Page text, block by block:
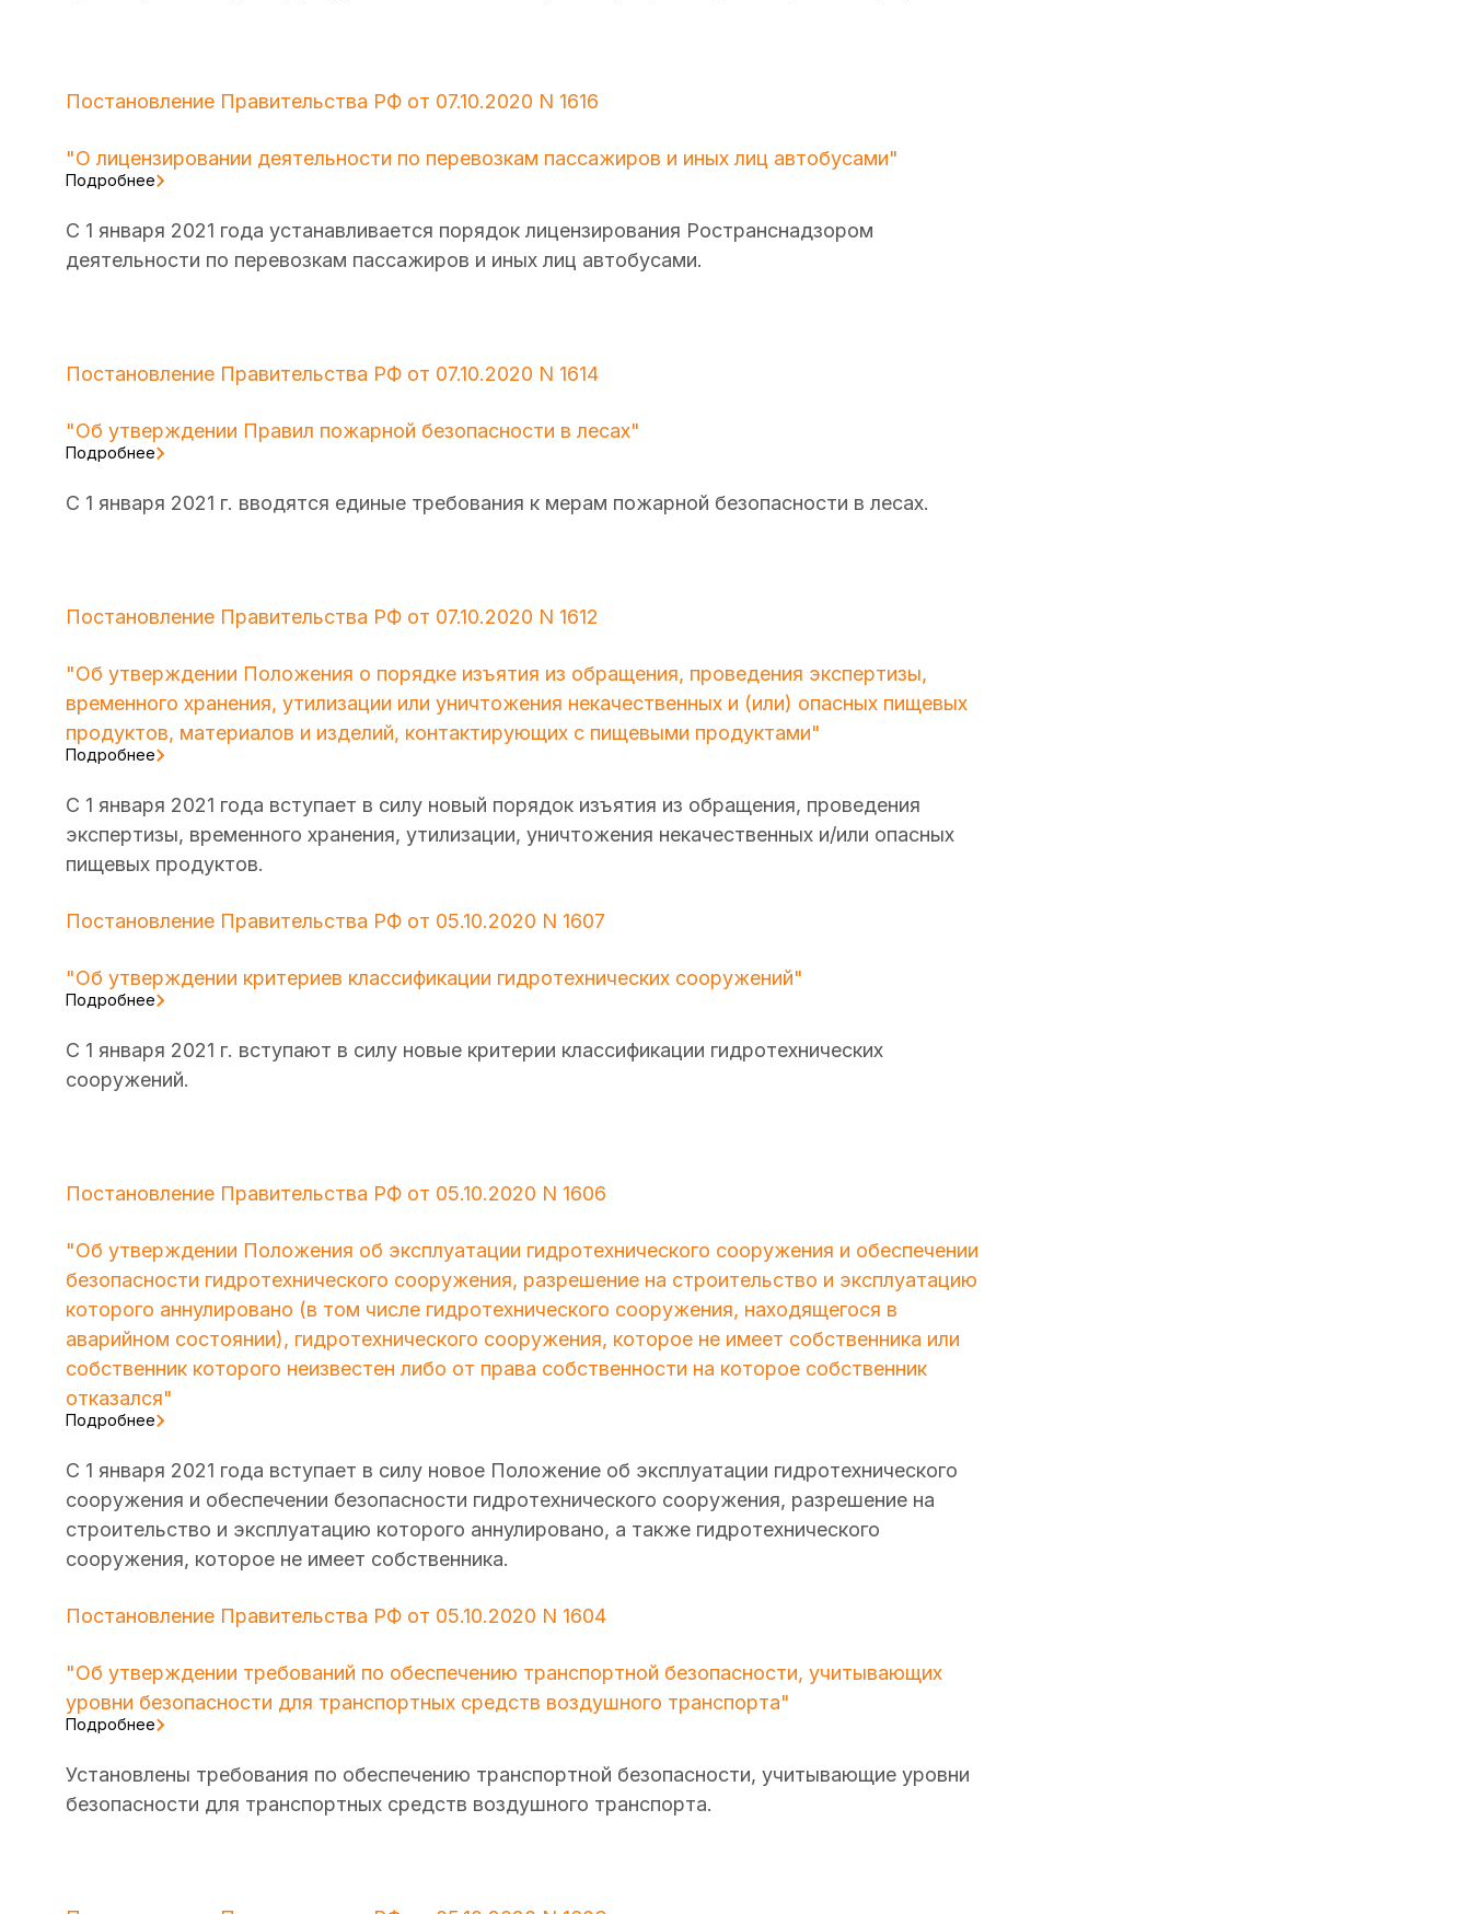
Постановление Правительства РФ от 07.10.2020 N 1616
"О лицензировании деятельности по перевозкам пассажиров и иных лиц автобусами"
Подробнее
С 1 января 2021 года устанавливается порядок лицензирования Ространснадзором
деятельности по перевозкам пассажиров и иных лиц автобусами.
Постановление Правительства РФ от 07.10.2020 N 1614
"Об утверждении Правил пожарной безопасности в лесах"
Подробнее
С 1 января 2021 г. вводятся единые требования к мерам пожарной безопасности в лесах.
Постановление Правительства РФ от 07.10.2020 N 1612
"Об утверждении Положения о порядке изъятия из обращения, проведения экспертизы,
временного хранения, утилизации или уничтожения некачественных и (или) опасных пищевых
продуктов, материалов и изделий, контактирующих с пищевыми продуктами"
Подробнее
С 1 января 2021 года вступает в силу новый порядок изъятия из обращения, проведения
экспертизы, временного хранения, утилизации, уничтожения некачественных и/или опасных
пищевых продуктов.
Постановление Правительства РФ от 05.10.2020 N 1607
"Об утверждении критериев классификации гидротехнических сооружений"
Подробнее
С 1 января 2021 г. вступают в силу новые критерии классификации гидротехнических
сооружений.
Постановление Правительства РФ от 05.10.2020 N 1606
"Об утверждении Положения об эксплуатации гидротехнического сооружения и обеспечении
безопасности гидротехнического сооружения, разрешение на строительство и эксплуатацию
которого аннулировано (в том числе гидротехнического сооружения, находящегося в
аварийном состоянии), гидротехнического сооружения, которое не имеет собственника или
собственник которого неизвестен либо от права собственности на которое собственник
отказался"
Подробнее
С 1 января 2021 года вступает в силу новое Положение об эксплуатации гидротехнического
сооружения и обеспечении безопасности гидротехнического сооружения, разрешение на
строительство и эксплуатацию которого аннулировано, а также гидротехнического
сооружения, которое не имеет собственника.
Постановление Правительства РФ от 05.10.2020 N 1604
"Об утверждении требований по обеспечению транспортной безопасности, учитывающих
уровни безопасности для транспортных средств воздушного транспорта"
Подробнее
Установлены требования по обеспечению транспортной безопасности, учитывающие уровни
безопасности для транспортных средств воздушного транспорта.